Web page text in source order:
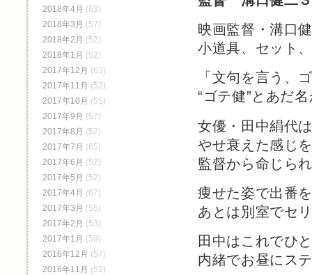
映画監督・溝口
小道具、セット
「文句を言う、
“ゴテ健”とあだ
女優・田中絹代
やせ衰えた感じ
監督から命じら
痩せた姿で出番
あとは別室でセ
田中はこれでひ
内緒でお昼にス
2018年4月 (63)
2018年3月 (57)
2018年2月 (52)
2018年1月 (52)
2017年12月 (63)
2017年11月 (52)
2017年10月 (55)
2017年9月 (57)
2017年8月 (52)
2017年7月 (65)
2017年6月 (52)
2017年5月 (52)
2017年4月 (67)
2017年3月 (55)
2017年2月 (53)
2017年1月 (59)
2016年12月 (57)
2016年11月 (52)